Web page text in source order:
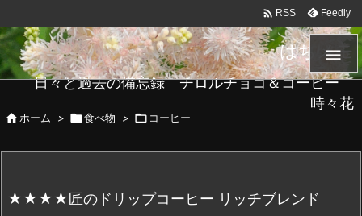
はちメモ
日々と過去の備忘録 チロルチョコ＆コーヒー
時々花

 RSS Feedly
 ホーム > 食べ物 >  コーヒー
★★★★匠のドリップコーヒー リッチブレンド